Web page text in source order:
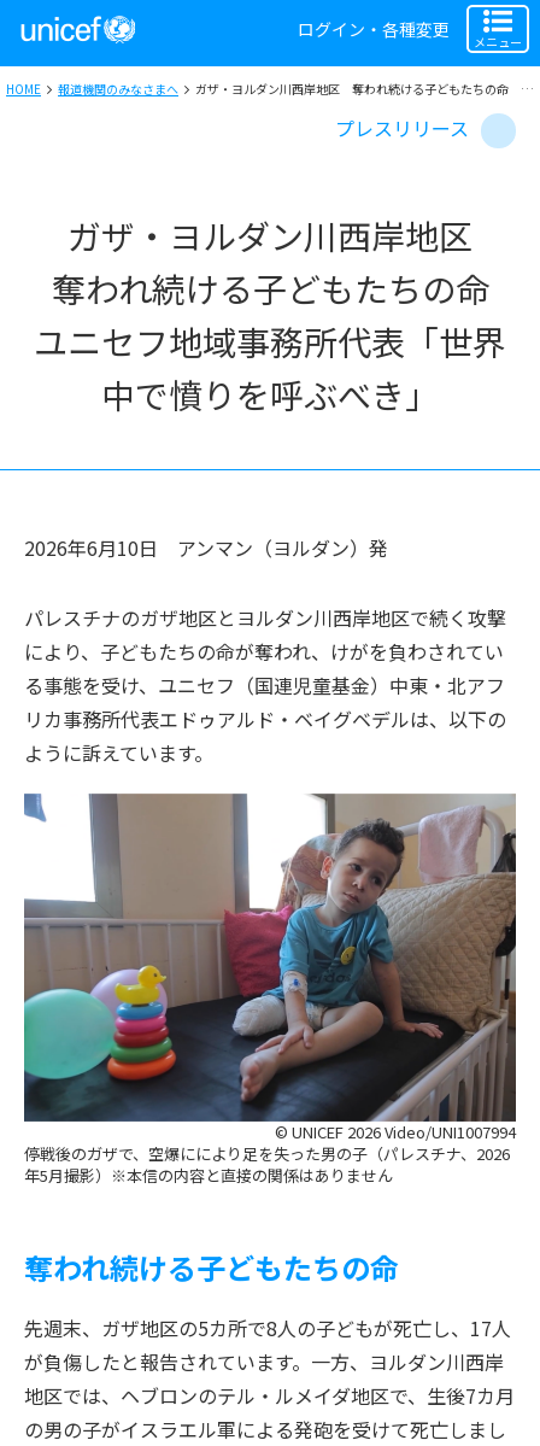
ログイン・各種変更
メニュー
HOME 報道機関のみなさまへ ガザ・ヨルダン川西岸地区 奪われ続ける子どもたちの命 ユニセフ地域事務所代表「世界中で憤りを呼ぶべき」
プレスリリース
ガザ・ヨルダン川西岸地区
奪われ続ける子どもたちの命
ユニセフ地域事務所代表「世界
中で憤りを呼ぶべき」
2026年6月10日 アンマン（ヨルダン） 発
パレスチナのガザ地区とヨルダン川西岸地区で続く攻撃
により、子どもたちの命が奪われ、けがを負わされてい
る事態を受け、ユニセフ（国連児童基金）中東・北アフ
リカ事務所代表エドゥアルド・ベイグベデルは、以下の
ように訴えています。
© UNICEF 2026 Video/UNI1007994
停戦後のガザで、空爆ににより足を失った男の子（パレスチナ、2026
年5月撮影）※本信の内容と直接の関係はありません
奪われ続ける子どもたちの命
先週末、ガザ地区の5カ所で8人の子どもが死亡し、17人
が負傷したと報告されています。一方、ヨルダン川西岸
地区では、ヘブロンのテル・ルメイダ地区で、生後7カ月
の男の子がイスラエル軍による発砲を受けて死亡しまし